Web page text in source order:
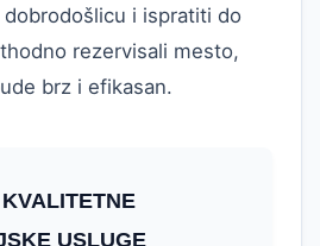
i ispratiti do
rezervisali mesto,
brz i efikasan.
USLUGE